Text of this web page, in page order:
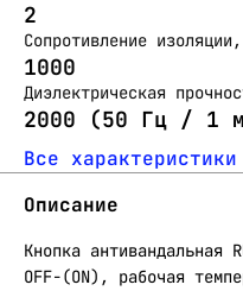
2
Сопротивление
1000
Диэлектрическая
2000 (50 Гц / 1
Все характеристики
Описание
Кнопка антивандальная
OFF-(ON), рабочая